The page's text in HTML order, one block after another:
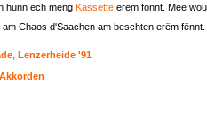
hunn ech meng Kassette erëm fonnt. Mee
am Chaos d'Saachen am beschten erëm
Lenzerheide '91